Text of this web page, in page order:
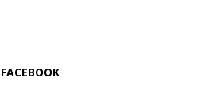
FACEBOOK